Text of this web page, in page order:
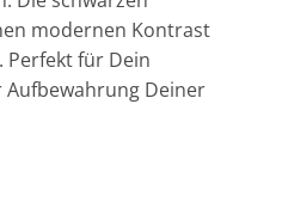
modernen Kontrast
für Dein
Deiner